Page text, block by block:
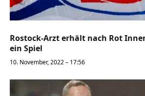
Rostock-Arzt erhält nach Rot
ein Spiel
10. November, 2022 – 17:56